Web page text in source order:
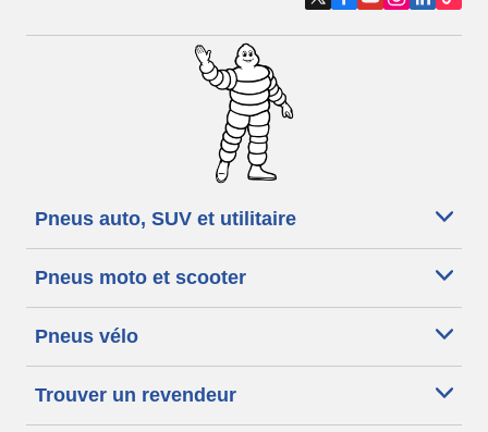
Pneus auto, SUV et utilitaire
Pneus moto et scooter
Pneus vélo
Trouver un revendeur